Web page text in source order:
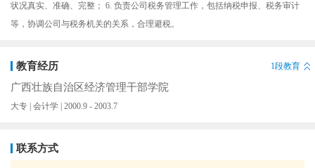
状况真实、准确、完整； 6. 负责公司税务管理工作，包括纳税申报、税务审计
等，协调公司与税务机关的关系，合理避税。
教育经历 1段教育
广西壮族自治区经济管理干部学院
大专 | 会计学 | 2000.9 - 2003.7
联系方式